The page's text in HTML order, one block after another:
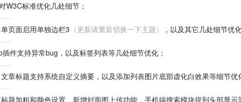
W3C标准优化几处细节；
页面启用单独边栏3 （更新请重新切换一下主题）
，以及其它几处细节优
件支持异常bug，以及标签列表等几处细节优化；
章标题支持系统自定义摘要，以及添加列表图片底部虚化白效果等细节优
题加粗和颜色设置、新增封面图上传功能，手机端搜索模块提到头部显示